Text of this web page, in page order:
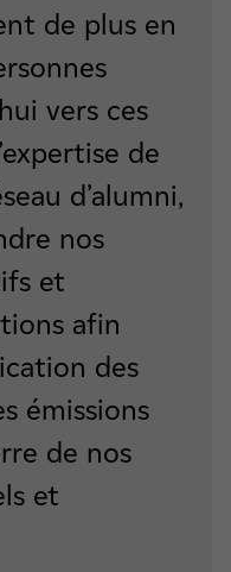
de plus en
vers ces
de
d’alumni,
nos
et
afin
des
émissions
de nos
et